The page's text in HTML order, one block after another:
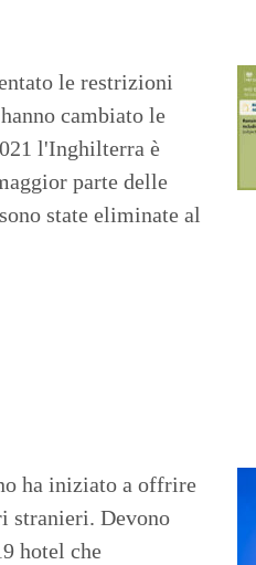
le restrizioni
cambiato le
l'Inghilterra è
parte delle
state eliminate al
ha iniziato a offrire
stranieri. Devono
hotel che